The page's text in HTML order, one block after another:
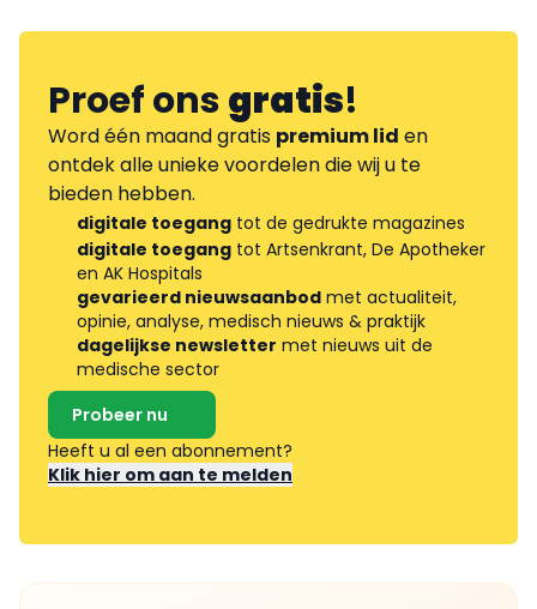
Proef onsgratis!
Word één maand gratis premium lid en
ontdek alle unieke voordelen die wij u te
bieden hebben.
digitale toegang tot de gedrukte magazines
digitale toegang tot Artsenkrant, De Apotheker
en AK Hospitals
gevarieerd nieuwsaanbod met actualiteit,
opinie, analyse, medisch nieuws & praktijk
dagelijkse newsletter met nieuws uit de
medische sector
Probeer nu
Heeft u al een abonnement?
Klik hier om aan te melden